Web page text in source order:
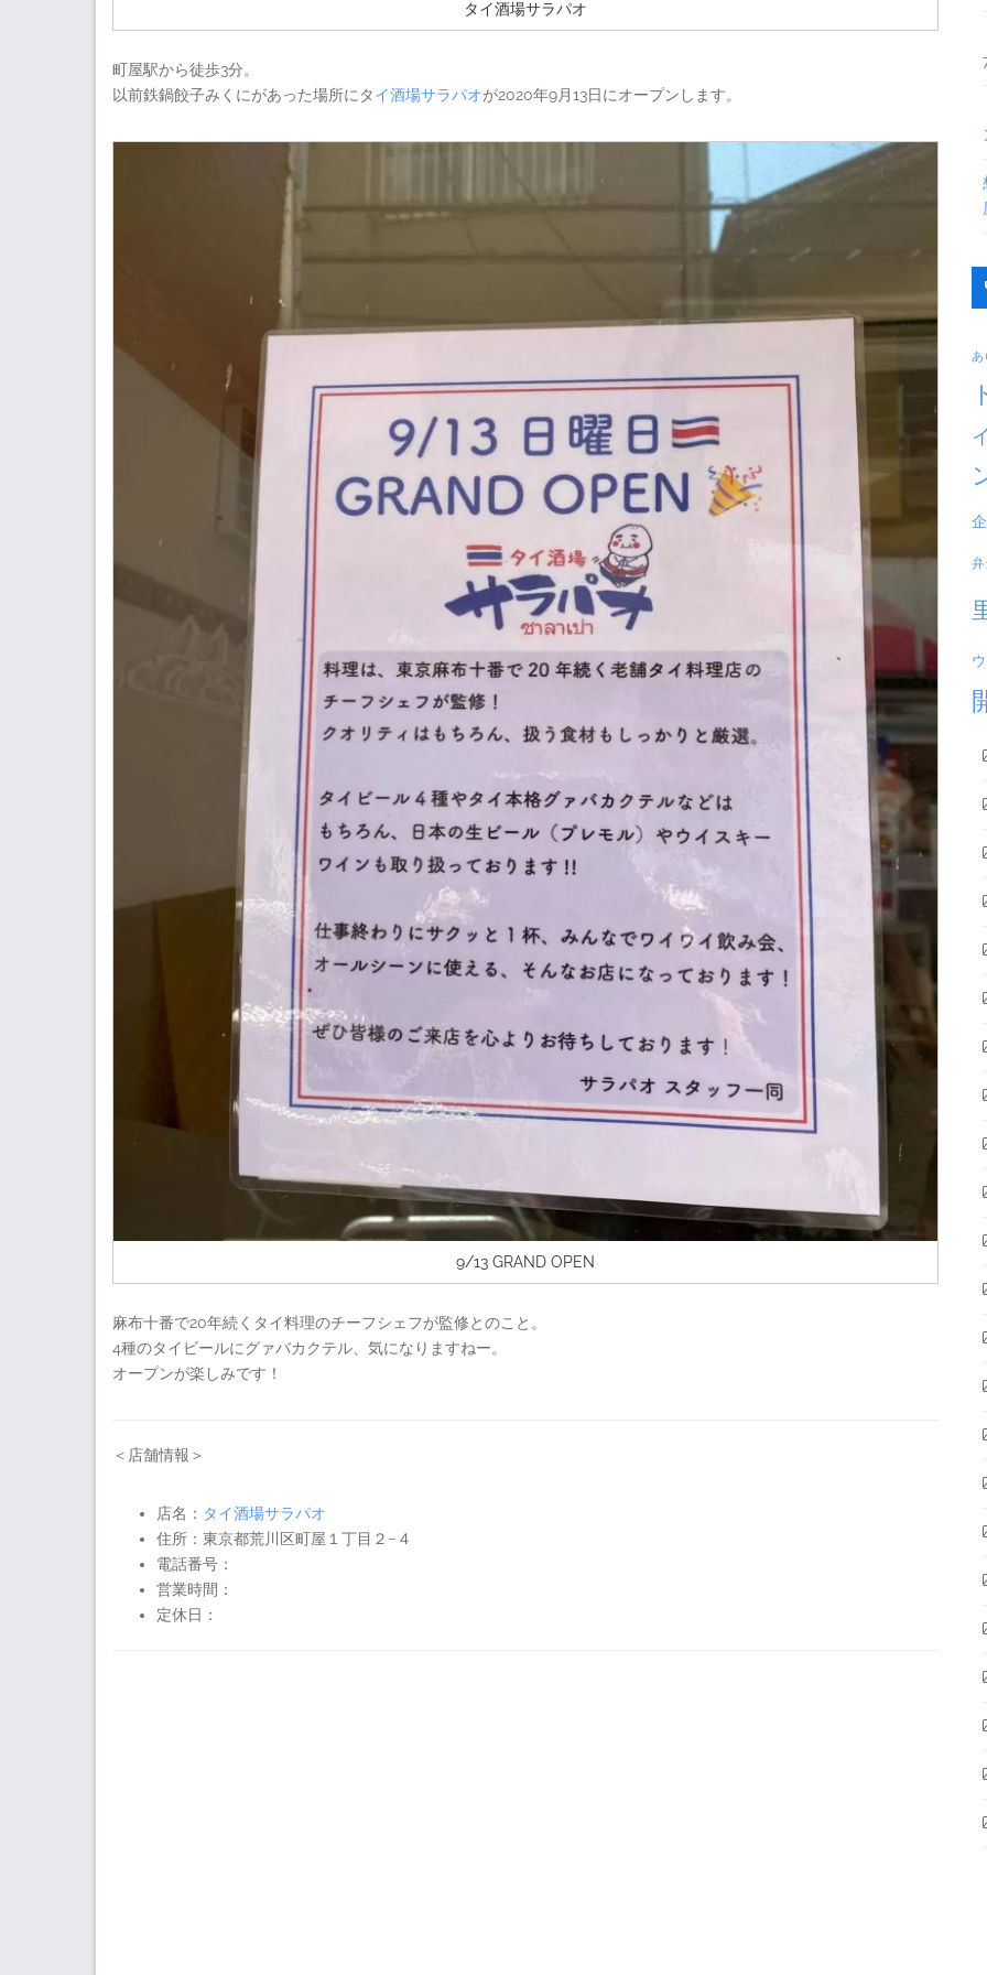
タイ酒場サラパオ
町屋駅から徒歩3分。
以前鉄鍋餃子みくにがあった場所にタイ酒場サラパオが2020年9月13日にオープンします。
9/13 GRAND OPEN
麻布十番で20年続くタイ料理のチーフシェフが監修とのこと。
4種のタイビールにグァバカクテル、気になりますねー。
オープンが楽しみです！
＜店舗情報＞
店名： タイ酒場サラパオ
住所：東京都荒川区町屋１丁目２−４
電話番号：
営業時間：
定休日：
あ